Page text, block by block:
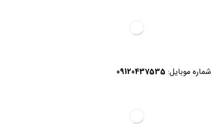
شماره موبایل: 09120437535